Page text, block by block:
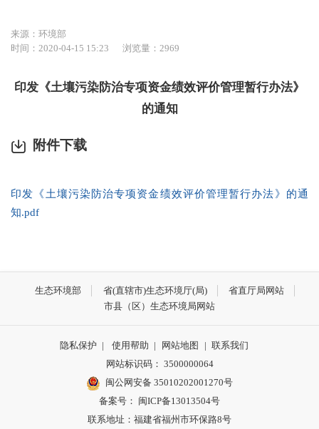
来源：环境部
时间：2020-04-15 15:23
浏览量：2969
印发《土壤污染防治专项资金绩效评价管理暂行办法》
的通知
附件下载
印发《土壤污染防治专项资金绩效评价管理暂行办法》的通
知.pdf
生态环境部 省(直辖市)生态环境厅(局)
省直厅局网站
市县（区）生态环境局网站
隐私保护 | 使用帮助 | 网站地图 | 联系我们
网站标识码： 3500000064
闽公网安备 35010202001270号
备案号： 闽ICP备13013504号
联系地址：福建省福州市环保路8号